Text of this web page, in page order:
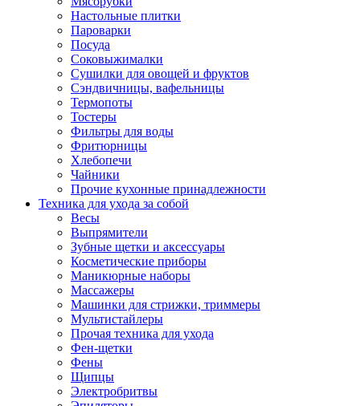
Зависимые комплекты
Посудомоечные машины встраиваемые
Стиральные машины встраиваемые
Холодильники встраиваемые
Техника для дома
Пылесосы
Утюги
Оверлоки
Настольные лампы
Часы
Стеклоочистители
Машинки для снятия катышков
Сушилки для белья и обуви
Климатическая техника
Приточно-вытяжные вентиляторы
Теплый пол
Обогреватели
Настольные плитки
Пароварки
Посуда
Соковыжималки
Сушилки для овощей и фруктов
Сэндвичницы, вафельницы
Термопоты
Тостеры
Фильтры для воды
Фритюрницы
Хлебопечи
Чайники
Прочие кухонные принадлежности
Техника для ухода за собой
Весы
Выпрямители
Зубные щетки и аксессуары
Косметические приборы
Маникюрные наборы
Массажеры
Машинки для стрижки, триммеры
Мультистайлеры
Прочая техника для ухода
Фен-щетки
Фены
Щипцы
Электробритвы